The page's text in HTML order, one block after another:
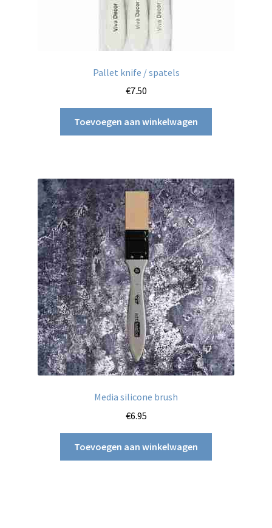
Pallet knife / spatels
€7.50
Toevoegen aan winkelwagen
Media silicone brush
€6.95
Toevoegen aan winkelwagen